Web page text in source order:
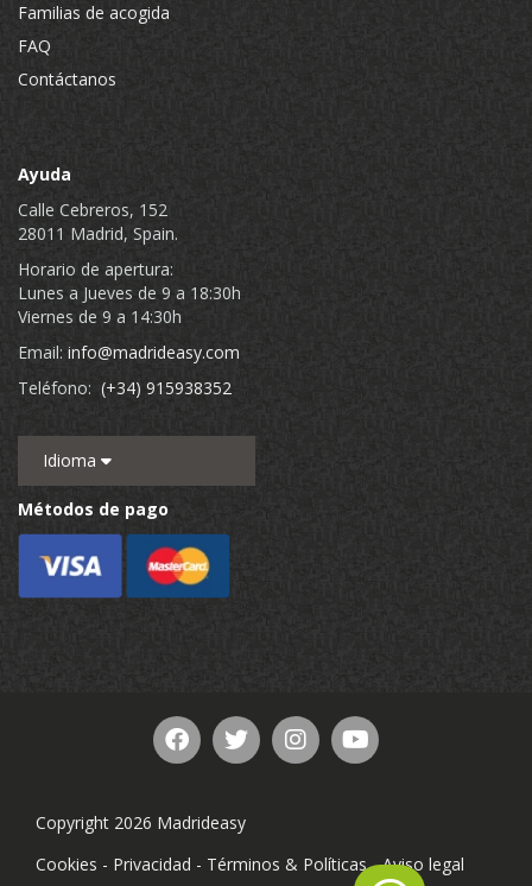
Familias de acogida
FAQ
Contáctanos
Ayuda
Calle Cebreros, 152
28011 Madrid, Spain.
Horario de apertura:
Lunes a Jueves de 9 a 18:30h
Viernes de 9 a 14:30h
Email: info@madrideasy.com
Teléfono: (+34) 915938352
Idioma
Métodos de pago
Copyright 2026 Madrideasy
Cookies - Privacidad - Términos & Políticas-Aviso legal